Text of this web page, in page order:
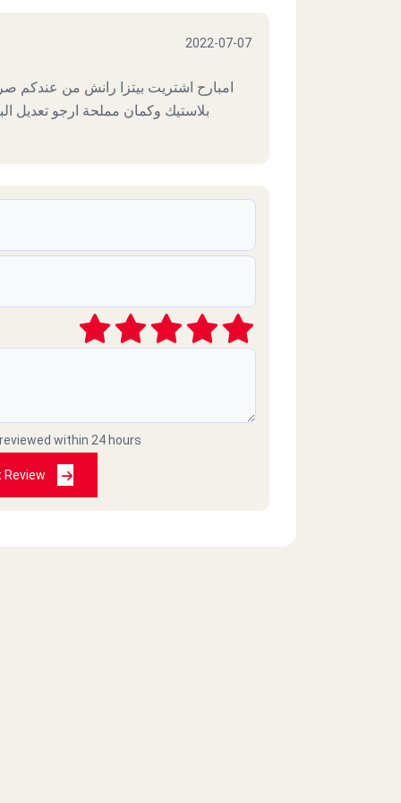
2022-07-07
امبارح اشتريت بيتزا رانش من عندكم
بلاستيك وكمان مملحة ارجو تعديل
within 24 hours